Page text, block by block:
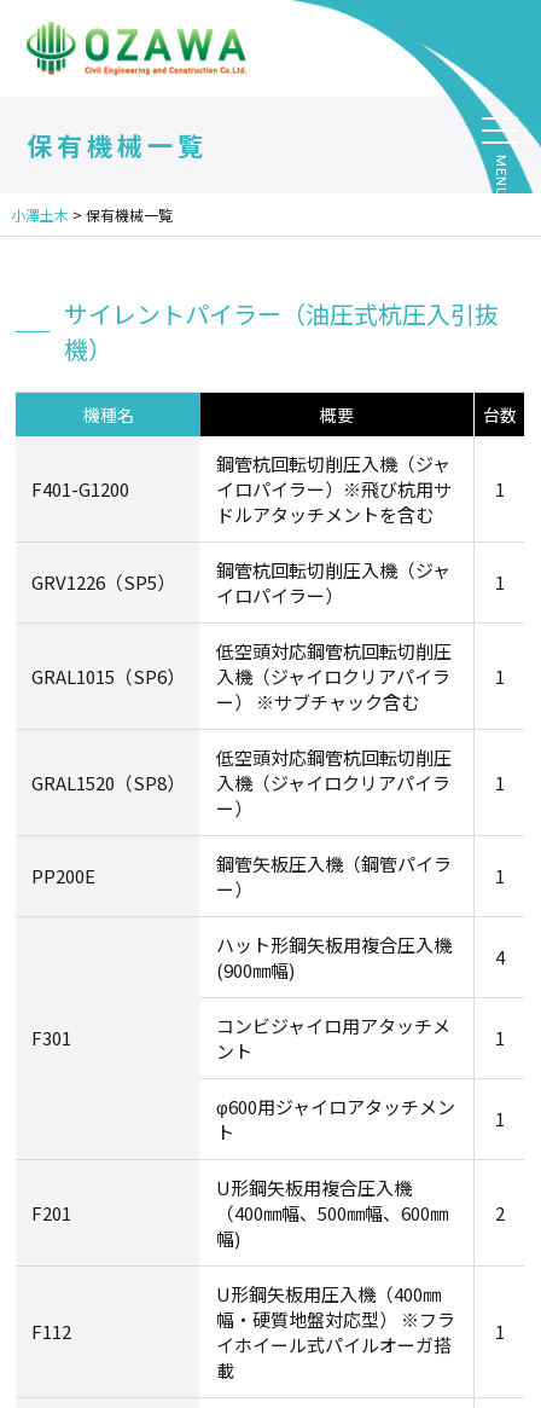
保有機械一覧
小澤土木 > 保有機械一覧
サイレントパイラー（油圧式杭圧入引抜
機）
機種名 概要 台数
F401-G1200
鋼管杭回転切削圧入機（ジャ
イロパイラー）※飛び杭用サ
ドルアタッチメントを含む
1
GRV1226（SP5）
鋼管杭回転切削圧入機（ジャ
イロパイラー）
1
GRAL1015（SP6）
低空頭対応鋼管杭回転切削圧
入機（ジャイロクリアパイラ
ー） ※サブチャック含む
1
GRAL1520（SP8）
低空頭対応鋼管杭回転切削圧
入機（ジャイロクリアパイラ
ー）
1
PP200E
鋼管矢板圧入機（鋼管パイラ
ー）
1
F301
ハット形鋼矢板用複合圧入機
(900㎜幅)
4
コンビジャイロ用アタッチメ
ント
1
φ600用ジャイロアタッチメン
ト
1
F201
U形鋼矢板用複合圧入機
（400㎜幅、500㎜幅、600㎜
幅)
2
F112
U形鋼矢板用圧入機（400㎜
幅・硬質地盤対応型） ※フラ
イホイール式パイルオーガ搭
載
1